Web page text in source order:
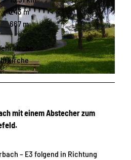
243 m
667 m
mit einem Abstecher zum
– E3 folgend in Richtung